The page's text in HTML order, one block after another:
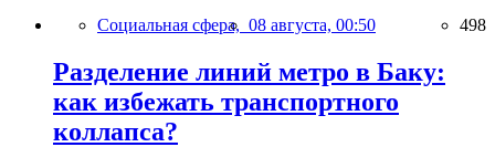
Социальная сфера, 08 августа, 00:50 498
Разделение линий метро в Баку:
как избежать транспортного
коллапса?